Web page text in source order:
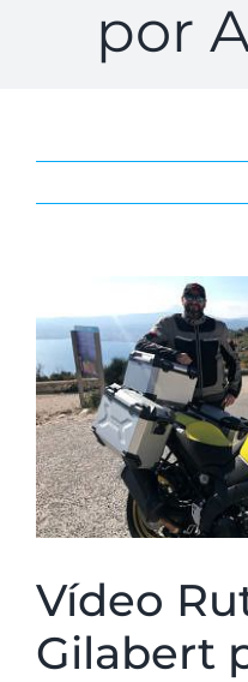
por
imagen
más
grande
Vídeo
Gilabert